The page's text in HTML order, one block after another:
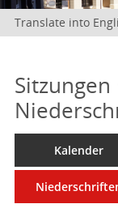
Translate into
Kalender